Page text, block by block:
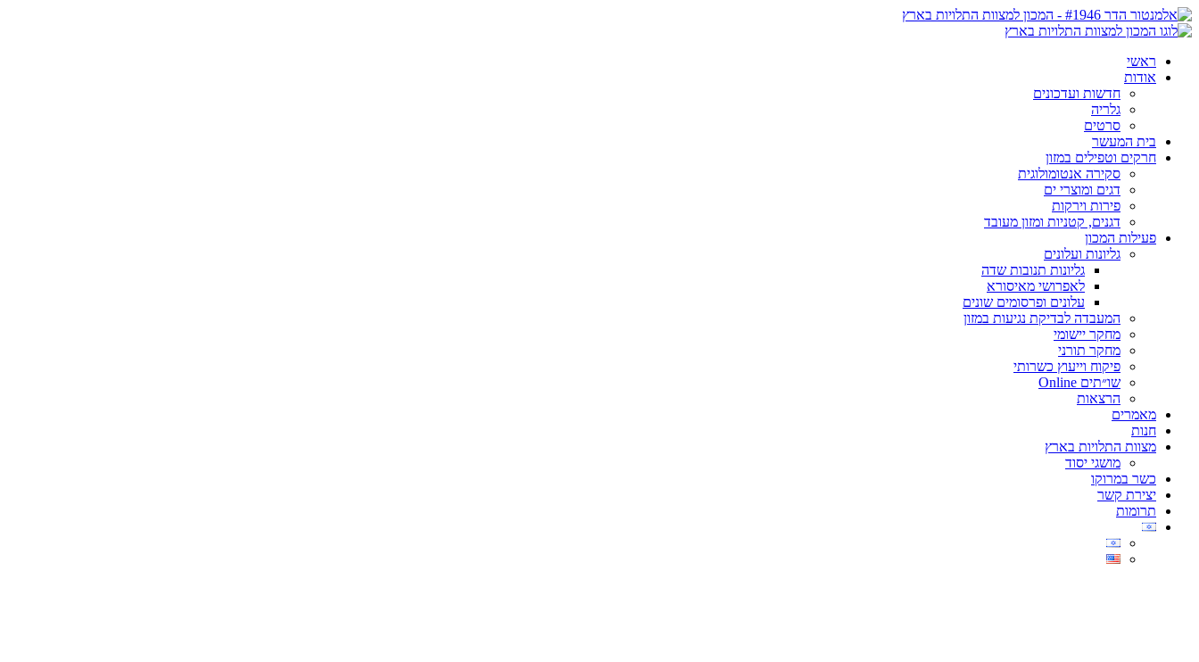
ראשי
אודות
חדשות ועדכונים
גלריה
סרטים
בית המעשר
חרקים וטפילים במזון
סקירה אנטומולוגית
דגים ומוצרי ים
פירות וירקות
דגנים, קטניות ומזון מעובד
פעילות המכון
גליונות ועלונים
גליונות תנובות שדה
לאפרושי מאיסורא
עלונים ופרסומים שונים
המעבדה לבדיקת נגיעות במזון
מחקר יישומי
מחקר תורני
פיקוח וייעוץ כשרותי
שו״תים Online
הרצאות
מאמרים
חנות
מצוות התלויות בארץ
מושגי יסוד
כשר במרוקו
יצירת קשר
תרומות